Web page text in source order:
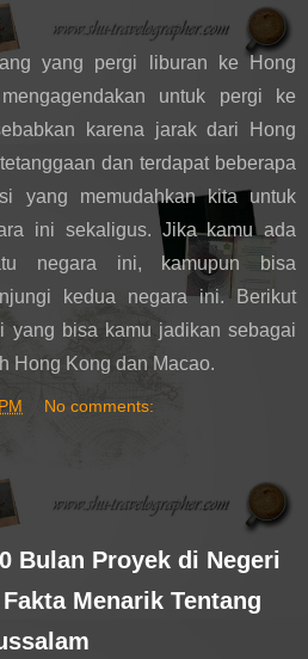
yang pergi liburan ke Hong
untuk pergi ke
karena jarak dari Hong
dan terdapat beberapa
yang memudahkan kita untuk
ini sekaligus. Jika kamu ada
negara ini, kamupun bisa
kedua negara ini. Berikut
yang bisa kamu jadikan sebagai
Hong Kong dan Macao.
No comments:
Bulan Proyek di Negeri
Menarik Tentang